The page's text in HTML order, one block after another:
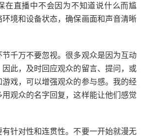
在直播中不会因为不知道说什么而尴
境和设备状态，确保画面和声音清晰
千万不要忽视。很多观众是因为互动
此，及时回应观众的留言、提问，或
戏，可以增强观众的参与感。我的经
观众的名字回复，这样能让他们感觉
针对性和连贯性。不要一开始就漫无